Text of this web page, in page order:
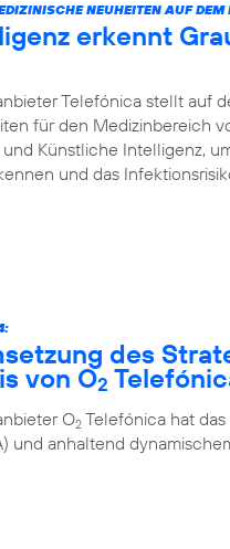
NEUHEITEN AUF
erkennt
Telefónica stellt auf
für den Medizinbereich
Künstliche Intelligenz,
und das
des
von O2
O2 Telefónica hat
und anhaltend